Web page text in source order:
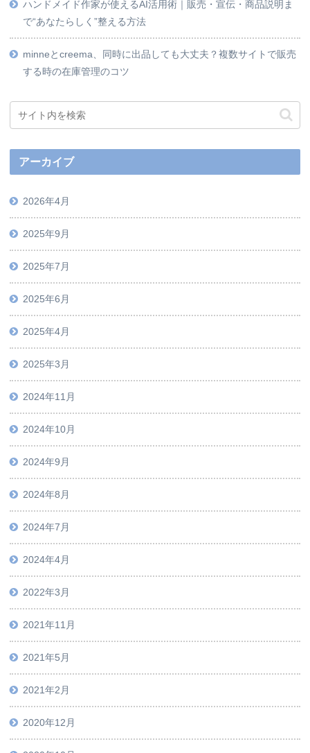
ハンドメイド作家が使えるAI活用術｜販売・宣伝・商品説明ま
で“あなたらしく”整える方法
minneとcreema、同時に出品しても大丈夫？複数サイトで販売
する時の在庫管理のコツ
アーカイブ
2026年4月
2025年9月
2025年7月
2025年6月
2025年4月
2025年3月
2024年11月
2024年10月
2024年9月
2024年8月
2024年7月
2024年4月
2022年3月
2021年11月
2021年5月
2021年2月
2020年12月